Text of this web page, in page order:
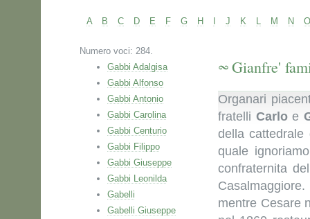
A B C D E F G H J K L M N O
Numero voci: 284.
Gabbi Adalgisa
Gabbi Alfonso
Gabbi Antonio
Gabbi Carolina
Gabbi Centurio
Gabbi Filippo
Gabbi Giuseppe
Gabbi Leonilda
Gabelli
Gabelli Giuseppe
Gianfre'
Organari
fratelli Carloe
della
quale
confraternita
mentre Cesare